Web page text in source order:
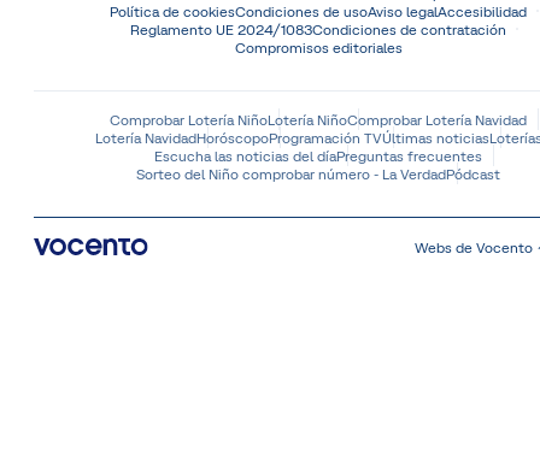
Política de cookiesCondiciones de usoAviso legalAccesibilidad
Reglamento UE 2024/1083Condiciones de contratación
Compromisos editoriales
Comprobar Lotería NiñoLotería NiñoComprobar Lotería Navidad
Lotería NavidadHoróscopoProgramación TVÚltimas noticias
Escucha las noticias del díaPreguntas frecuentes
Sorteo del Niño comprobar número - La VerdadPódcast
Webs de Vocento